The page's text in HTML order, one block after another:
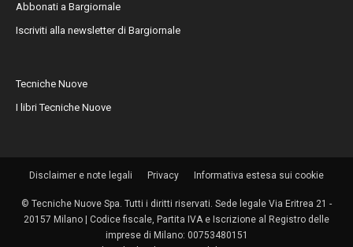
Abbonati a Bargiornale
Iscriviti alla newsletter di Bargiornale
Tecniche Nuove
I libri Tecniche Nuove
Disclaimer e note legali Privacy Informativa estesa sui cookie
© Tecniche Nuove Spa. Tutti i diritti riservati. Sede legale Via Eritrea 21 -
20157 Milano | Codice fiscale, Partita IVA e Iscrizione al Registro delle
imprese di Milano: 00753480151